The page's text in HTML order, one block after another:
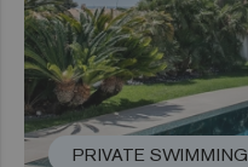
PRIVATE